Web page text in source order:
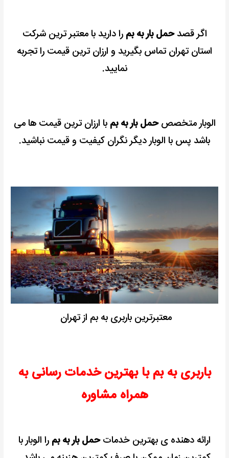
اگر قصدحمل بار به بم را دارید با معتبر ترین شرکت
استان تهران تماس بگیرید و ارزان ترین قیمت را تجربه
نمایید.
الوبار متخصصحمل بار به بم با ارزان ترین قیمت ها می
باشد پس با الوبار دیگر نگران کیفیت و قیمت نباشید.
معتبرترین باربری به بم از تهران
باربری به بم با بهترین خدمات رسانی به
همراه مشاوره
ارائه دهنده ی بهترین خدماتحمل بار به بم را الوبار با